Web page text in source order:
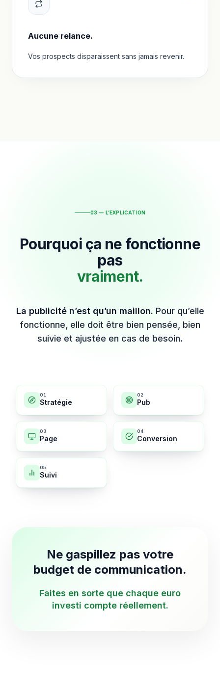
Aucune relance.
Vos prospects disparaissent sans jamais revenir.
03 — L’EXPLICATION
Pourquoi ça ne fonctionne
pas
vraiment.
La publicité n’est qu’un maillon. Pour qu’elle
fonctionne, elle doit être bien pensée, bien
suivie et ajustée en cas de besoin.
01
Stratégie
02
Pub
03
Page
04
Conversion
05
Suivi
Ne gaspillez pas votre
budget de communication.
Faites en sorte que chaque euro
investi compte réellement.